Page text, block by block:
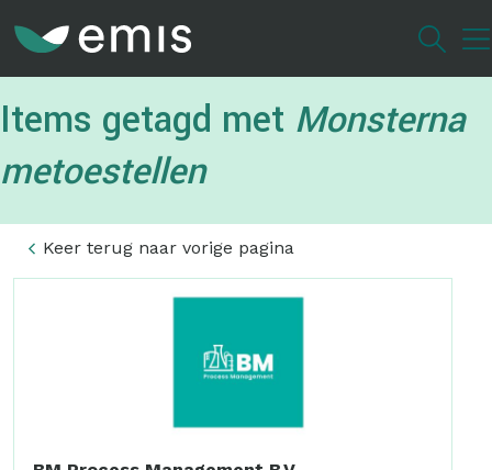
inhoud
Items getagd met Monsterna
metoestellen
Keer terug naar vorige pagina